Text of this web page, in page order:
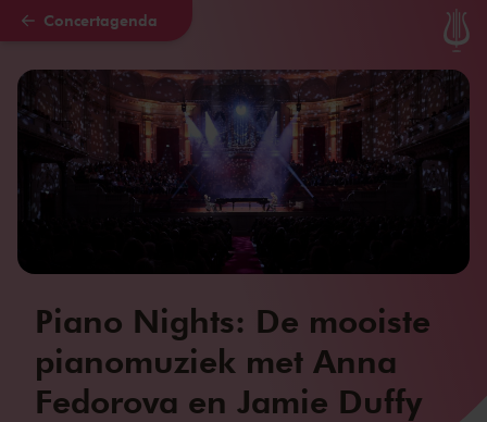
Naar hoofdcontent
Concertagenda
Piano Nights: De mooiste
pianomuziek met Anna
Fedorova en Jamie Duffy